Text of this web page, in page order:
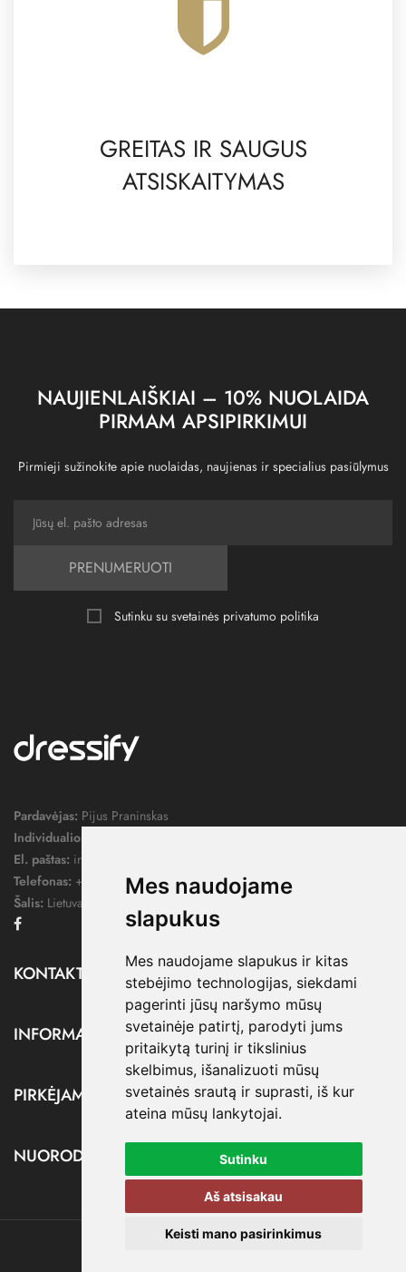
Mes naudojame
slapukus
Mes naudojame slapukus ir kitas
stebėjimo technologijas, siekdami
pagerinti jūsų naršymo mūsų
svetainėje patirtį, parodyti jums
pritaikytą turinį ir tikslinius
skelbimus, išanalizuoti mūsų
svetainės srautą ir suprasti, iš kur
ateina mūsų lankytojai.
Sutinku
Aš atsisakau
Keisti mano pasirinkimus
GREITAS IR SAUGUS
ATSISKAITYMAS
NAUJIENLAIŠKIAI – 10% NUOLAIDA
PIRMAM APSIPIRKIMUI
Pirmieji sužinokite apie nuolaidas, naujienas ir specialius pasiūlymus
PRENUMERUOTI
Sutinku su svetainės privatumo politika
Pardavėjas: Pijus Praninskas
Individualios veiklos pažymos nr.:
El. paštas: info@dressify.lt
Telefonas: +370 676 78578
Šalis: Lietuva
KONTAKTAI
INFORMACIJA
PIRKĖJAMS
NUORODOS